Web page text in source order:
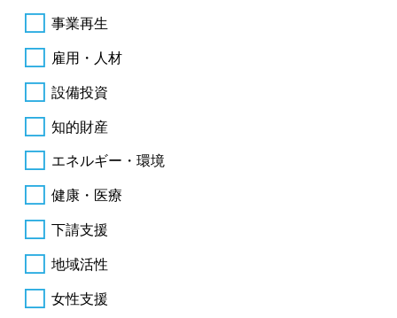
事業再生
雇用・人材
設備投資
知的財産
エネルギー・環境
健康・医療
下請支援
地域活性
女性支援